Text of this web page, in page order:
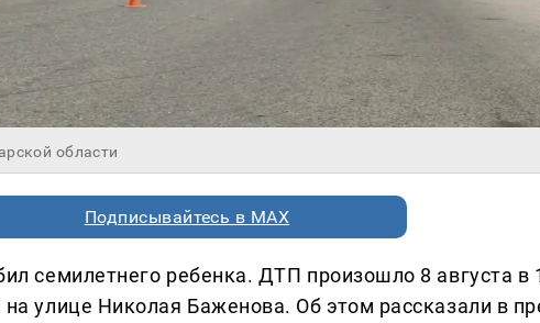
области
Подписывайтесь в MAX
семилетнего ребенка. ДТП произошло 8 августа в
улице Николая Баженова. Об этом рассказали в